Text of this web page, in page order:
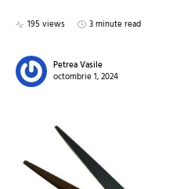
195 views 3 minute read
Petrea Vasile
octombrie 1, 2024